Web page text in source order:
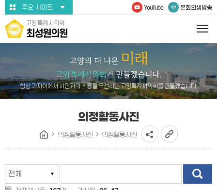
본문바로가기주요 사이트 YouTube 본회의생방송
고양특례시의회
최성원의원
항상 가까이에서 시민과의 소통을 우선하는 고양특례시의회를 만들겠습니다.
의정활동사진
의정활동사진 의정활동사진